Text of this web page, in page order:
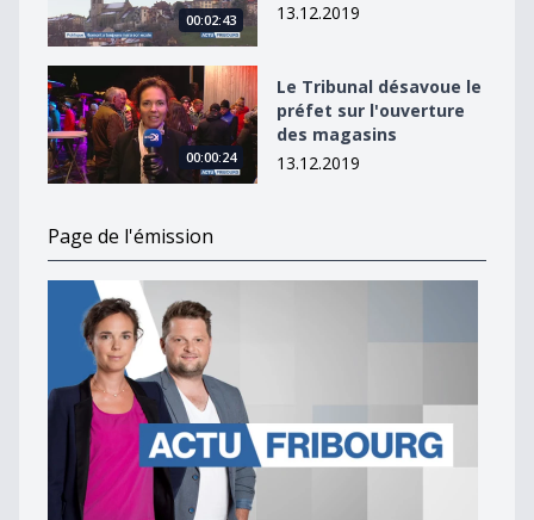
00:02:43
13.12.2019
Le Tribunal désavoue le préfet sur l&#039;ouverture
00:00:24
Le Tribunal désavoue le
préfet sur l'ouverture
des magasins
13.12.2019
Page de l'émission